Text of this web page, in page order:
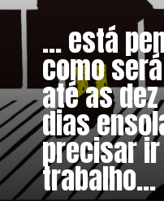
... está
como
até as
dias
precisar
trabalho...